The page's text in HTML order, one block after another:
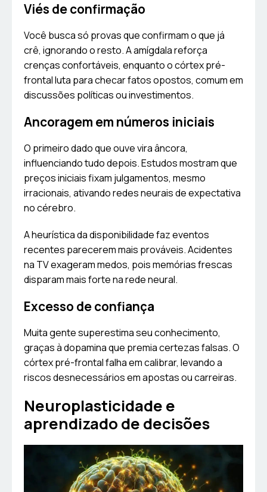
Viés de confirmação
Você busca só provas que confirmam o que já
crê, ignorando o resto. A amígdala reforça
crenças confortáveis, enquanto o córtex pré-
frontal luta para checar fatos opostos, comum em
discussões políticas ou investimentos.
Ancoragem em números iniciais
O primeiro dado que ouve vira âncora,
influenciando tudo depois. Estudos mostram que
preços iniciais fixam julgamentos, mesmo
irracionais, ativando redes neurais de expectativa
no cérebro.
A heurística da disponibilidade faz eventos
recentes parecerem mais prováveis. Acidentes
na TV exageram medos, pois memórias frescas
disparam mais forte na rede neural.
Excesso de confiança
Muita gente superestima seu conhecimento,
graças à dopamina que premia certezas falsas. O
córtex pré-frontal falha em calibrar, levando a
riscos desnecessários em apostas ou carreiras.
Neuroplasticidade e
aprendizado de decisões